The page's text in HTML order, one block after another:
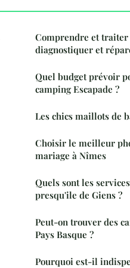
Comprendre et
diagnostiquer et
Quel budget prévoir
camping Escapade ?
Les chics maillots de
Choisir le meilleur
mariage à Nîmes
Quels sont les
presqu'ile de Giens ?
Peut-on trouver des
Pays Basque ?
Pourquoi est-il